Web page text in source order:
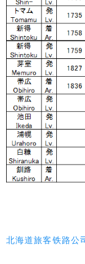
北海道旅客铁路公